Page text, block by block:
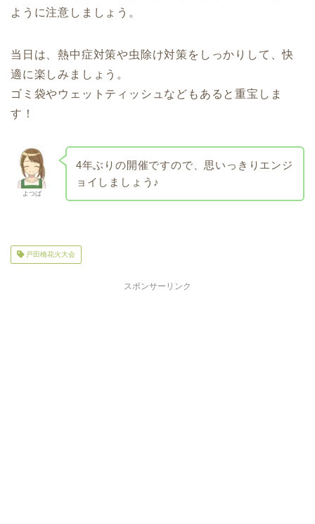
ように注意しましょう。
当日は、熱中症対策や虫除け対策をしっかりして、快
適に楽しみましょう。
ゴミ袋やウェットティッシュなどもあると重宝しま
す！
よつば
4年ぶりの開催ですので、思いっきりエンジ
ョイしましょう♪
戸田橋花火大会
スポンサーリンク